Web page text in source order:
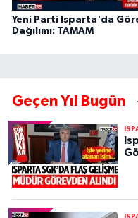
Yeni Parti Isparta'da
Dağılımı: TAMAM
Geçen Yıl Bugün